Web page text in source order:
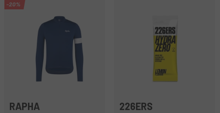
-20%
RAPHA 226ERS